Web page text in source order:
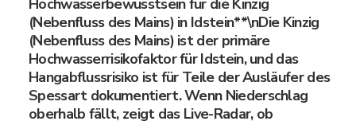
Hochwasserbewusstsein für die Kinzig
(Nebenfluss des Mains) in Idstein**\nDie Kinzig
(Nebenfluss des Mains) ist der primäre
Hochwasserrisikofaktor für Idstein, und das
Hangabflussrisiko ist für Teile der Ausläufer des
Spessart dokumentiert. Wenn Niederschlag
oberhalb fällt, zeigt das Live-Radar, ob